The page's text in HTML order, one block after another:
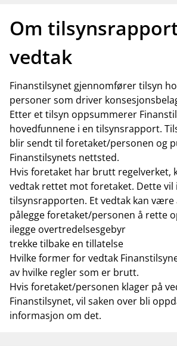
Om
vedtak
Finanstilsynet gjennomfører tilsyn
personer som driver
Etter et tilsyn oppsummerer
hovedfunnene i en tilsynsrapport.
blir sendt til foretaket/personen og
Finanstilsynets nettsted.
Hvis foretaket har brutt regelverket,
vedtak rettet mot foretaket. Dette vil
tilsynsrapporten. Et vedtak kan være
pålegge foretaket/personen å rette
ilegge overtredelsesgebyr
trekke tilbake en tillatelse
Hvilke former for vedtak
av hvilke regler som er brutt.
Hvis foretaket/personen klager på
Finanstilsynet, vil saken over bli
informasjon om det.